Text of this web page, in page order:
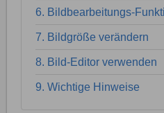
6. Bildbearbeitungs-
7. Bildgröße verändern
8. Bild-Editor verwenden
9. Wichtige Hinweise